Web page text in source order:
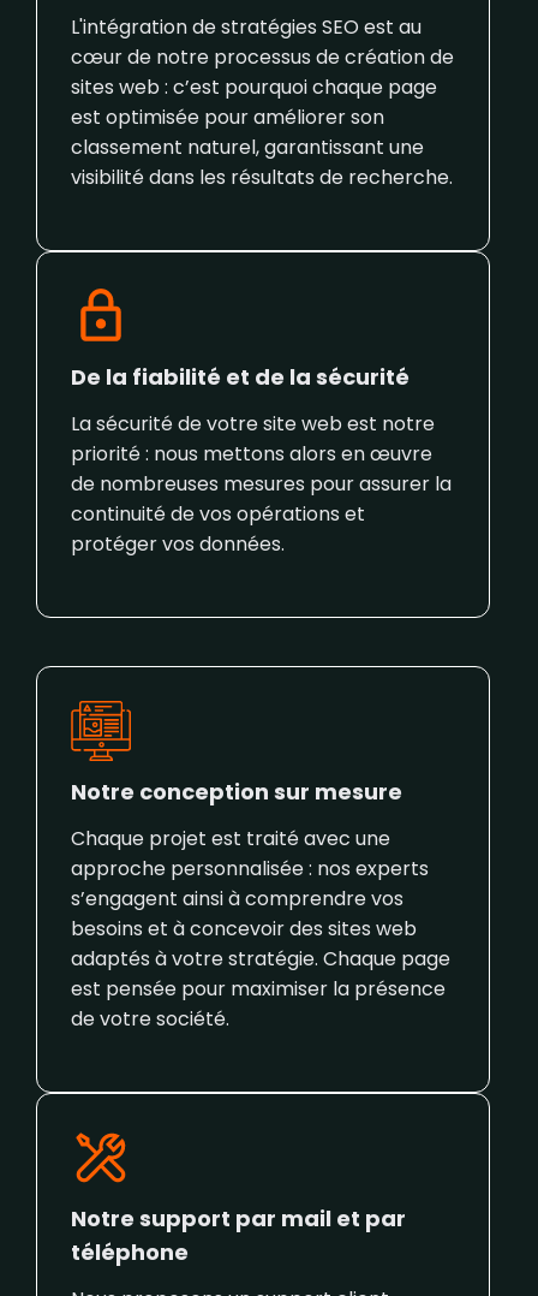
L'intégration de stratégies SEO est au
cœur de notre processus de création de
sites web : c’est pourquoi chaque page
est optimisée pour améliorer son
classement naturel, garantissant une
visibilité dans les résultats de recherche.
De la fiabilité et de la sécurité
La sécurité de votre site web est notre
priorité : nous mettons alors en œuvre
de nombreuses mesures pour assurer la
continuité de vos opérations et
protéger vos données.
Notre conception sur mesure
Chaque projet est traité avec une
approche personnalisée : nos experts
s’engagent ainsi à comprendre vos
besoins et à concevoir des sites web
adaptés à votre stratégie. Chaque page
est pensée pour maximiser la présence
de votre société.
Notre support par mail et par
téléphone